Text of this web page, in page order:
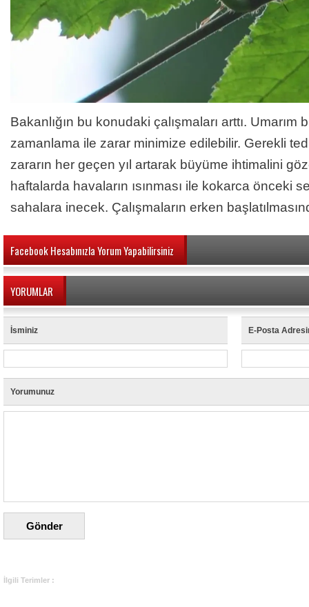
Bakanlığın bu konudaki çalışmaları arttı. Umarım
zamanlama ile zarar minimize edilebilir. Gerekli
zararın her geçen yıl artarak büyüme ihtimalini
haftalarda havaların ısınması ile kokarca önceki
sahalara inecek. Çalışmaların erken
Facebook Hesabınızla Yorum Yapabilirsiniz
YORUMLAR
İsminiz E-Posta
Yorumunuz
İlgili Terimler :